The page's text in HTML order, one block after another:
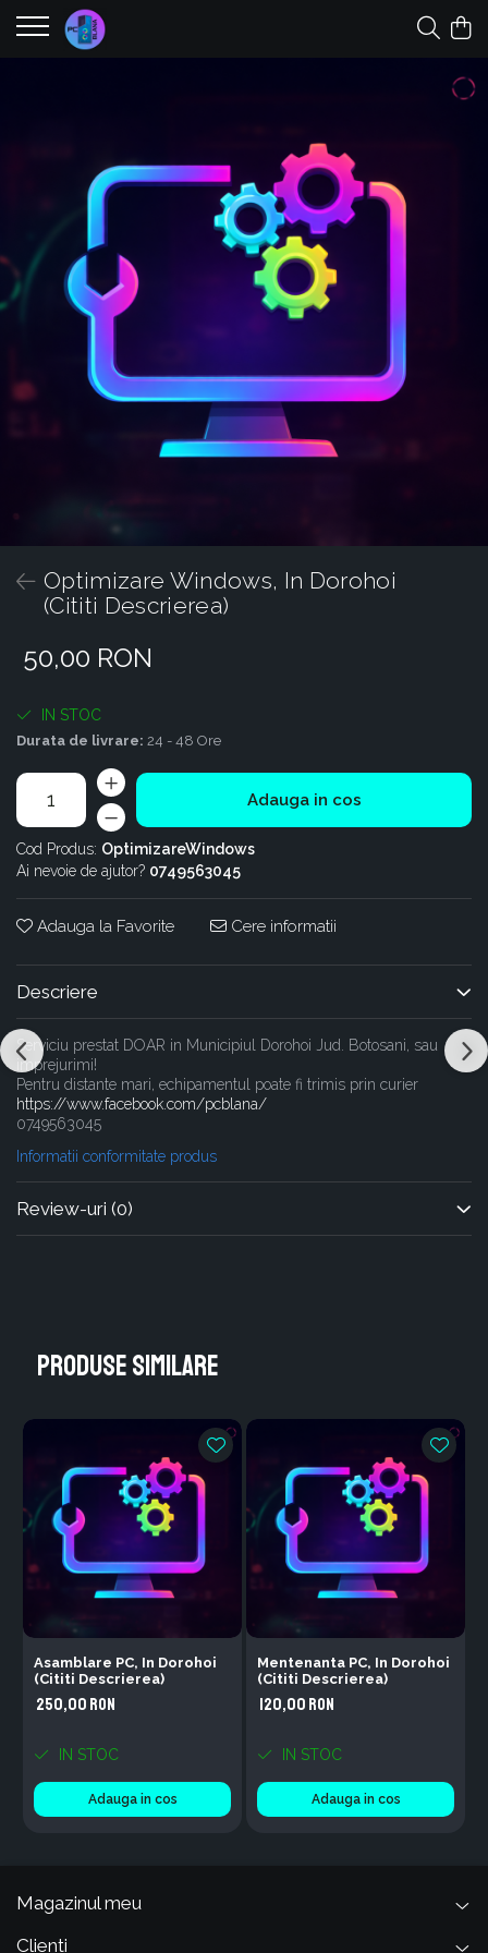
Optimizare Windows, In Dorohoi
(Cititi Descrierea)
50,00 RON
IN STOC
Durata de livrare: 24 - 48 Ore
Adauga in cos
Cod Produs: OptimizareWindows
Ai nevoie de ajutor? 0749563045
Adauga la Favorite Cere informatii
Descriere
Serviciu prestat DOAR in Municipiul Dorohoi Jud. Botosani, sau
imprejurimi!
Pentru distante mari, echipamentul poate fi trimis prin curier
https://www.facebook.com/pcblana/
0749563045
Informatii conformitate produs
Review-uri (0)
Produse similare
Asamblare PC, In Dorohoi
(Cititi Descrierea)
250,00 RON
IN STOC
Adauga in cos
Mentenanta PC, In Dorohoi
(Cititi Descrierea)
120,00 RON
IN STOC
Adauga in cos
Magazinul meu
Clienti